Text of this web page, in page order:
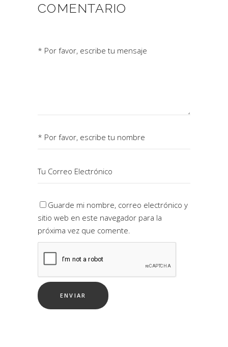
COMENTARIO
Guarde mi nombre, correo electrónico y
sitio web en este navegador para la
próxima vez que comente.